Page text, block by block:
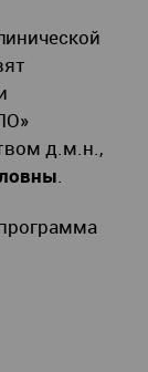
д.м.н.,